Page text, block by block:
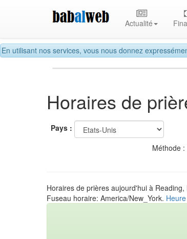
En utilisant nos services, vous nous donnez
Actualité
Horaires de
Pays :
Méthode
Horaires de prières aujourd'hui à Reading,
Fuseau horaire: America/New_York.